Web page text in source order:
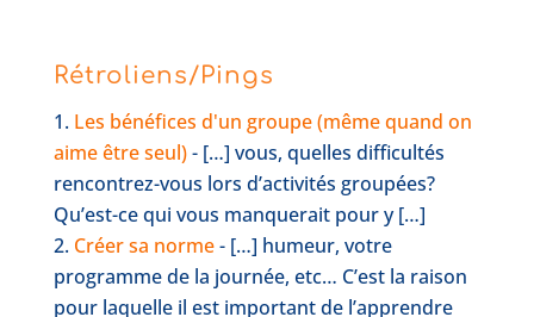
Rétroliens/Pings
Les bénéfices d'un groupe (même quand on
aime être seul)- […] vous, quelles difficultés
rencontrez-vous lors d’activités groupées?
Qu’est-ce qui vous manquerait pour y […]
Créer sa norme- […] humeur, votre
programme de la journée, etc… C’est la raison
pour laquelle il est important de l’apprendre